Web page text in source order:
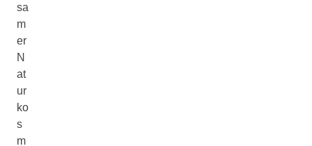
sa
m
er
N
at
ur
ko
s
m